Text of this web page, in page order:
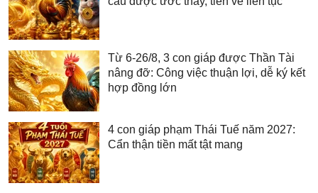
Từ 6-26/8, 3 con giáp được Thần Tài
nâng đỡ: Công việc thuận lợi, dễ ký kết
hợp đồng lớn
4 con giáp phạm Thái Tuế năm 2027:
Cẩn thận tiền mất tật mang